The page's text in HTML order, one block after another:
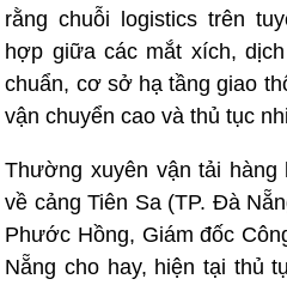
rằng chuỗi logistics trên
hợp giữa các mắt xích,
chuẩn, cơ sở hạ tầng giao
vận chuyển cao và thủ tục
Thường xuyên vận tải
về cảng Tiên Sa (TP. Đà
Phước Hồng, Giám đốc
Nẵng cho hay, hiện tại thủ